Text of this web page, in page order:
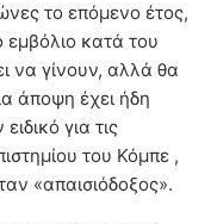
το επόμενο έτος,
εμβόλιο κατά του
να γίνουν, αλλά θα
άποψη έχει ήδη
για τις
του Κόμπε ,
«απαισιόδοξος».